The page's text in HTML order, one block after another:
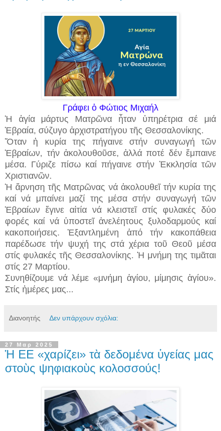
Γράφει ὁ Φώτιος Μιχαήλ
Ἡ ἁγία μάρτυς Ματρῶνα ἦταν ὑπηρέτρια σέ μιά
Ἑβραία, σύζυγο ἀρχιστρατήγου τῆς Θεσσαλονίκης.
Ὅταν ἡ κυρία της πήγαινε στήν συναγωγή τῶν
Ἑβραίων, τήν ἀκολουθοῦσε, ἀλλά ποτέ δέν ἔμπαινε
μέσα. Γύριζε πίσω καί πήγαινε στήν Ἐκκλησία τῶν
Χριστιανῶν.
Ἡ ἄρνηση τῆς Ματρῶνας νά ἀκολουθεῖ τήν κυρία της
καί νά μπαίνει μαζί της μέσα στήν συναγωγή τῶν
Ἑβραίων ἔγινε αἰτία νά κλειστεῖ στίς φυλακές δύο
φορές καί νά ὑποστεῖ ἀνελέητους ξυλοδαρμούς καί
κακοποιήσεις. Ἐξαντλημένη ἀπό τήν κακοπάθεια
παρέδωσε τήν ψυχή της στά χέρια τοῦ Θεοῦ μέσα
στίς φυλακές τῆς Θεσσαλονίκης. Ἡ μνήμη της τιμᾶται
στίς 27 Μαρτίου.
Συνηθίζουμε νά λέμε «μνήμη ἁγίου, μίμησις ἁγίου».
Στίς ἡμέρες μας...
Διανοητής Δεν υπάρχουν σχόλια:
27 Μαρ 2025
Ἡ ΕΕ «χαρίζει» τὰ δεδομένα ὑγείας μας
στοὺς ψηφιακοὺς κολοσσούς!